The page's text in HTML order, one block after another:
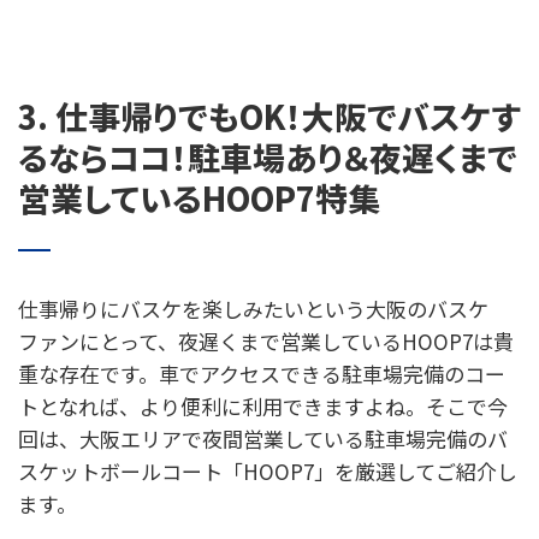
3. 仕事帰りでもOK！大阪でバスケす
るならココ！駐車場あり＆夜遅くまで
営業しているHOOP7特集
仕事帰りにバスケを楽しみたいという大阪のバスケ
ファンにとって、夜遅くまで営業しているHOOP7は貴
重な存在です。車でアクセスできる駐車場完備のコー
トとなれば、より便利に利用できますよね。そこで今
回は、大阪エリアで夜間営業している駐車場完備のバ
スケットボールコート「HOOP7」を厳選してご紹介し
ます。